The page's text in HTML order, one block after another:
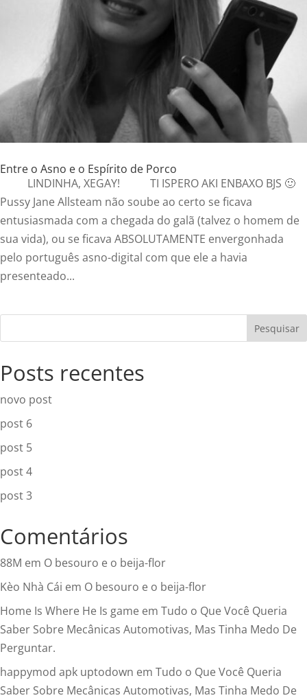
Entre o Asno e o Espírito de Porco
LINDINHA, XEGAY! TI ISPERO AKI ENBAXO BJS 🙂
Pussy Jane Allsteam não soube ao certo se ficava
entusiasmada com a chegada do galã (talvez o homem de
sua vida), ou se ficava ABSOLUTAMENTE envergonhada
pelo português asno-digital com que ele a havia
presenteado...
Pesquisar
Posts recentes
novo post
post 6
post 5
post 4
post 3
Comentários
88M em O besouro e o beija-flor
Kèo Nhà Cái em O besouro e o beija-flor
Home Is Where He Is game em Tudo o Que Você Queria
Saber Sobre Mecânicas Automotivas, Mas Tinha Medo De
Perguntar.
happymod apk uptodown em Tudo o Que Você Queria
Saber Sobre Mecânicas Automotivas, Mas Tinha Medo De